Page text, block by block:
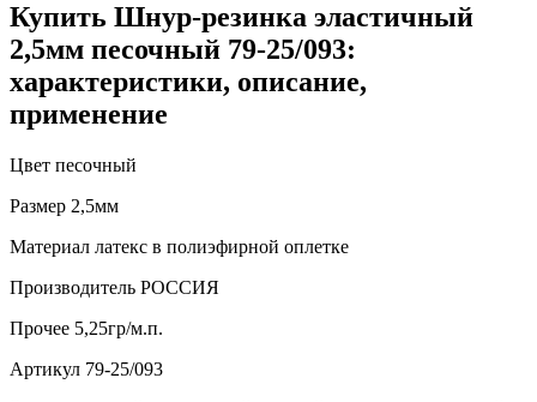
Купить Шнур-резинка эластичный
2,5мм песочный 79-25/093:
характеристики, описание,
применение
Цвет песочный
Размер 2,5мм
Материал латекс в полиэфирной оплетке
Производитель РОССИЯ
Прочее 5,25гр/м.п.
Артикул 79-25/093